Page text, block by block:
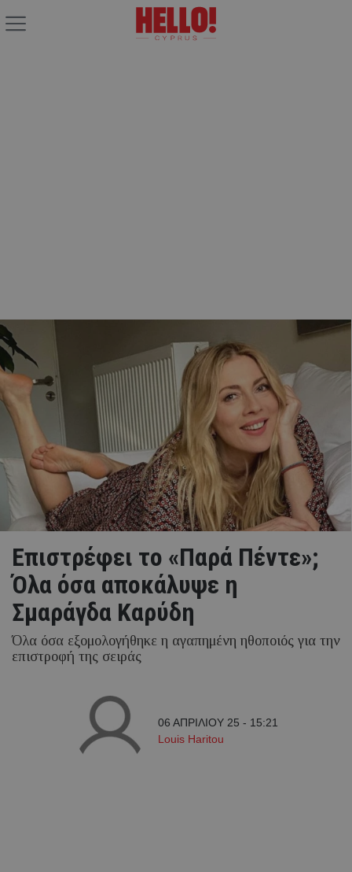
Επιστρέφει το «Παρά Πέντε»;
Όλα όσα αποκάλυψε η
Σμαράγδα Καρύδη
Όλα όσα εξομολογήθηκε η αγαπημένη ηθοποιός για την
επιστροφή της σειράς
06 ΑΠΡΙΛΙΟΥ 25 - 15:21
Louis Haritou